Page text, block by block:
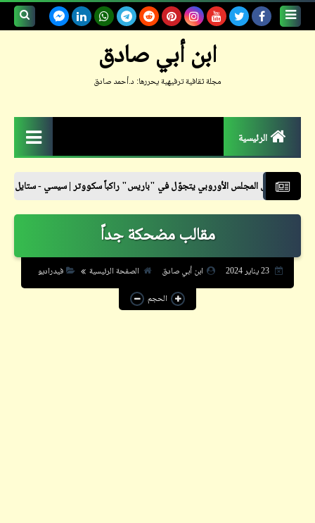
ابن أبي صادق
مجلة ثقافية ترفيهية يحررها: د.أحمد صادق
الرئيسية
حكم
حواديت
حوار
الأوروبي يتجوّل في "باريس" راكباً سكووتر | سيسي - ستايل نشرة
مقالب مضحكة جداً
23 يناير 2024 ابن أبي صادق الصفحة الرئيسية
فيدراديو
الحجم